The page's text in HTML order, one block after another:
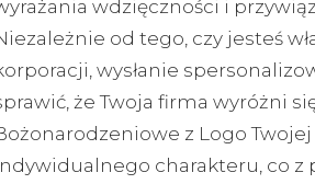
wdzięczności i
od tego, czy jesteś
wysłanie
że Twoja firma wyróżni
z Logo
charakteru, co z